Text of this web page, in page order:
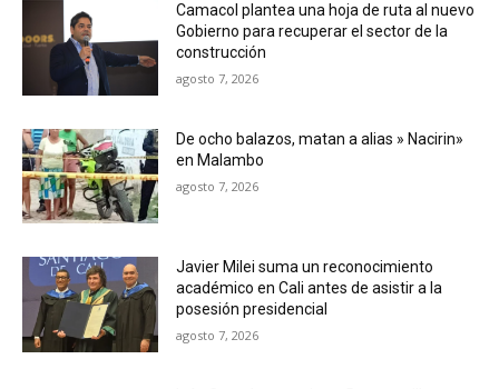
Camacol plantea una hoja de ruta al nuevo
Gobierno para recuperar el sector de la
construcción
agosto 7, 2026
De ocho balazos, matan a alias » Nacirin»
en Malambo
agosto 7, 2026
Javier Milei suma un reconocimiento
académico en Cali antes de asistir a la
posesión presidencial
agosto 7, 2026